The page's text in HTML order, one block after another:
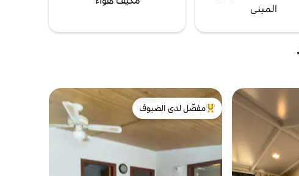
المبنى
من أبرز البيوت المفضّلة لدى الضيوف
مفضّل لدى الضيوف